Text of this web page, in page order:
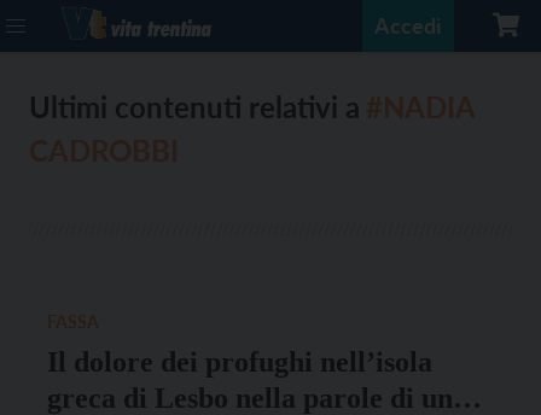
Accedi
Ultimi contenuti relativi a
Il dolore dei profughi nell’isola
greca di Lesbo nella parole di una